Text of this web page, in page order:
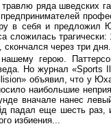
ряда шведских
в себя и предложил
сложилась трагически:
скончался через три
герою.
Но журнал «Sports
объявил, что у
наибольшие
вначале нанес
падал еще шесть раз,
избиения...